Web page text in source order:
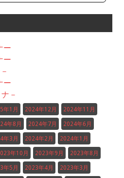
ー
ー
ー
－
年1月 2024年12月 2024年11月
年8月 2024年7月 2024年6月
年3月 2024年2月 2024年1月
年10月 2023年9月 2023年8月
年5月 2023年4月 2023年3月